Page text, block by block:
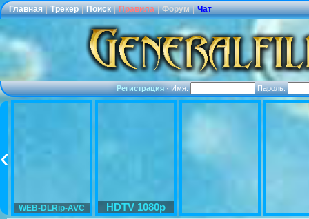
Главная | Трекер | Поиск | Правила | Форум | Чат
Регистрация·Имя: Пароль:
WEB-DLRip-AVC HDTV 1080p